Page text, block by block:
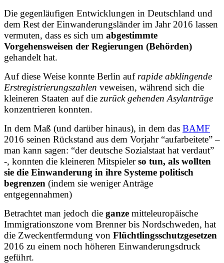
Die gegenläufigen Entwicklungen in Deutschland und
dem Rest der Einwanderungsländer im Jahr 2016 lassen
vermuten, dass es sich um abgestimmte
Vorgehensweisen der Regierungen (Behörden)
gehandelt hat.
Auf diese Weise konnte Berlin aufrapide abklingende
Erstregistrierungszahlen veweisen, während sich die
kleineren Staaten auf die zurück gehenden Asylanträge
konzentrieren konnten.
In dem Maß (und darüber hinaus), in dem das BAMF
2016 seinen Rückstand aus dem Vorjahr “aufarbeitete”–
man kann sagen: “der deutsche Sozialstaat hat verdaut”
-, konnten die kleineren Mitspielerso tun, als wollten
sie die Einwanderung in ihre Systeme politisch
begrenzen (indem sie weniger Anträge
entgegennahmen)
Betrachtet man jedoch die ganze mitteleuropäische
Immigrationszone vom Brenner bis Nordschweden, hat
die Zweckentfermdung von Flüchtlingsschutzgesetzen
2016 zu einem noch höheren Einwanderungsdruck
geführt.